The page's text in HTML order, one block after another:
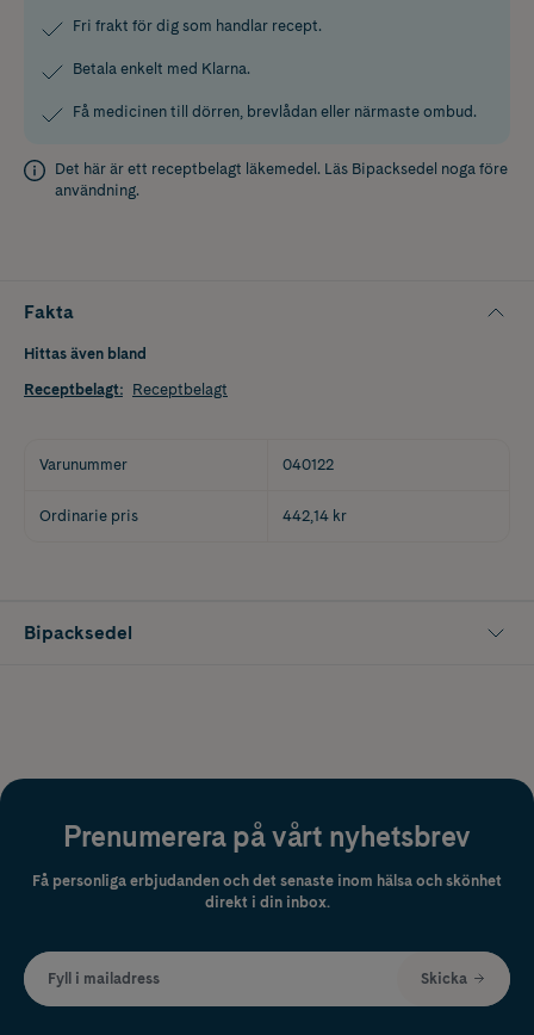
Fri frakt för dig som handlar recept.
Betala enkelt med Klarna.
Få medicinen till dörren, brevlådan eller närmaste ombud.
Det här är ett receptbelagt läkemedel. Läs Bipacksedel noga före
användning.
Fakta
Hittas även bland
Receptbelagt: Receptbelagt
Varunummer 040122
Ordinarie pris 442,14 kr
Bipacksedel
Prenumerera på vårt nyhetsbrev
Få personliga erbjudanden och det senaste inom hälsa och skönhet
direkt i din inbox.
Fyll i mailadress Skicka